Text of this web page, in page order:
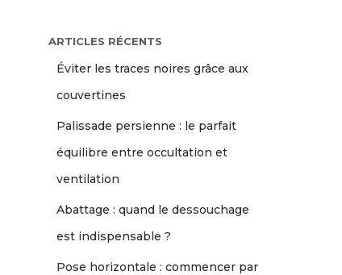
ARTICLES RÉCENTS
Éviter les traces noires grâce aux
couvertines
Palissade persienne : le parfait
équilibre entre occultation et
ventilation
Abattage : quand le dessouchage
est indispensable ?
Pose horizontale : commencer par